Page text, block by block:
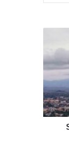
Nagorno